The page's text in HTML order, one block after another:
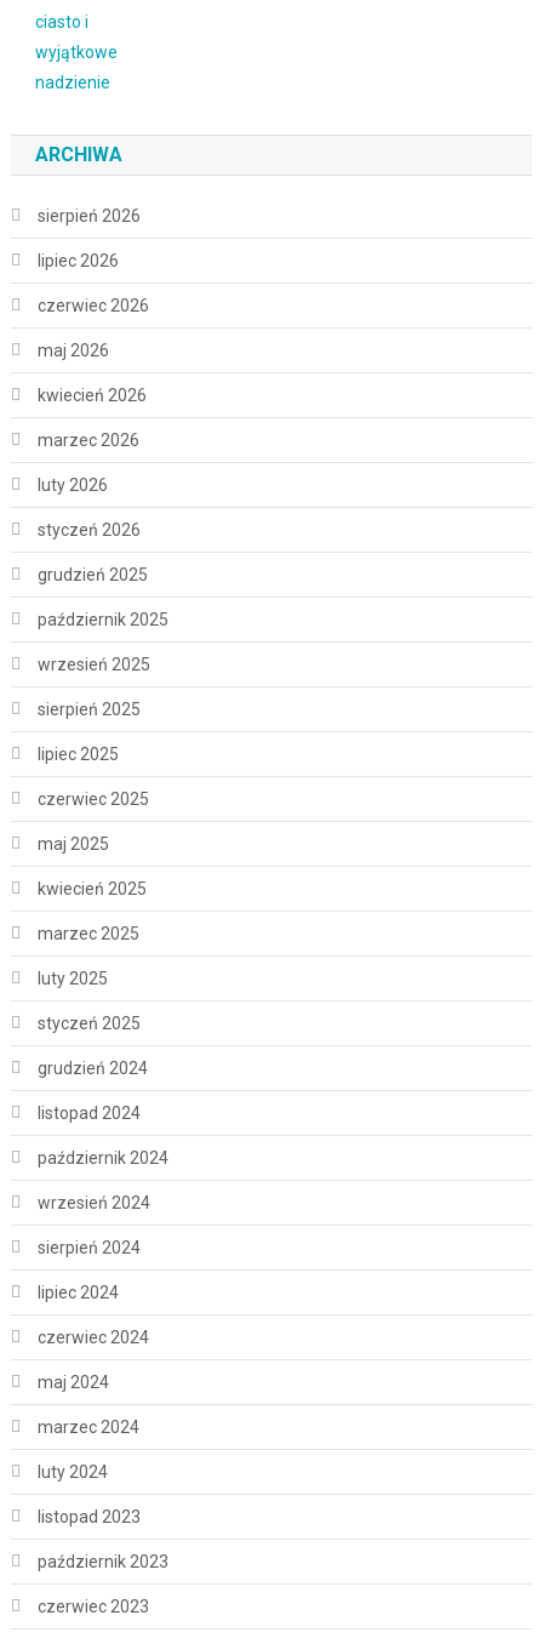
ARCHIWA
sierpień 2026
lipiec 2026
czerwiec 2026
maj 2026
kwiecień 2026
marzec 2026
luty 2026
styczeń 2026
grudzień 2025
październik 2025
wrzesień 2025
sierpień 2025
lipiec 2025
czerwiec 2025
maj 2025
kwiecień 2025
marzec 2025
luty 2025
styczeń 2025
grudzień 2024
listopad 2024
październik 2024
wrzesień 2024
sierpień 2024
lipiec 2024
czerwiec 2024
maj 2024
marzec 2024
luty 2024
listopad 2023
październik 2023
czerwiec 2023